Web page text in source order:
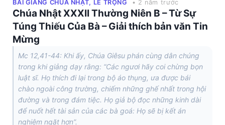
BÀI GIẢNG CHÚA NHẬT, LỄ TRỌNG • 2 năm trước
Chúa Nhật XXXII Thường Niên B – Từ Sự
Túng Thiếu Của Bà – Giải thích bản văn Tin
Mừng
Mc 12,41-44: Khi ấy, Chúa Giêsu phán cùng dân chúng
trong khi giảng dạy rằng: “Các ngươi hãy coi chừng bọn
luật sĩ. Họ thích đi lại trong bộ áo thụng, ưa được bái
chào ngoài công trường, chiếm những ghế nhất trong hội
đường và trong đám tiệc. Họ giả bộ đọc những kinh dài
để nuốt hết tài sản của các bà goá: Họ sẽ bị kết án
nghiêm ngặt hơn”.